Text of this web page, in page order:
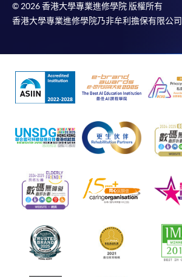
© 2026 香港大學專業進修學院 版權所有
香港大學專業進修學院乃非牟利擔保有限公司